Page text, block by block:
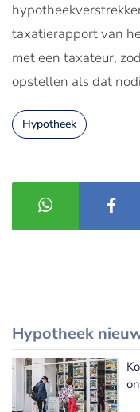
taxatierapport van
met een taxateur,
opstellen als dat
Hypotheek
Hypotheek